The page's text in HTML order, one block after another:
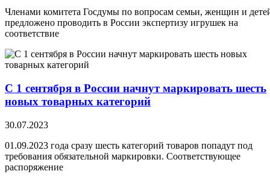
Членами комитета Госдумы по вопросам семьи, женщин и
предложено проводить в России экспертизу игрушек на
соответствие
С 1 сентября в России начнут маркировать шесть
новых товарных категорий
30.07.2023
01.09.2023 года сразу шесть категорий товаров попадут под
требования обязательной маркировки. Соответствующее
распоряжение